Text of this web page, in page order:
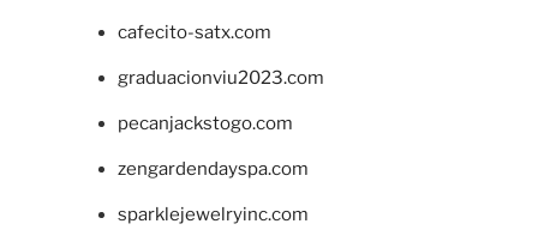
cafecito-satx.com
graduacionviu2023.com
pecanjackstogo.com
zengardendayspa.com
sparklejewelryinc.com